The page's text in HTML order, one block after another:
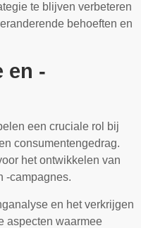
te blijven verbeteren
behoeften en
en -
een cruciale rol bij
consumentengedrag.
het ontwikkelen van
-campagnes.
en het verkrijgen
aspecten waarmee